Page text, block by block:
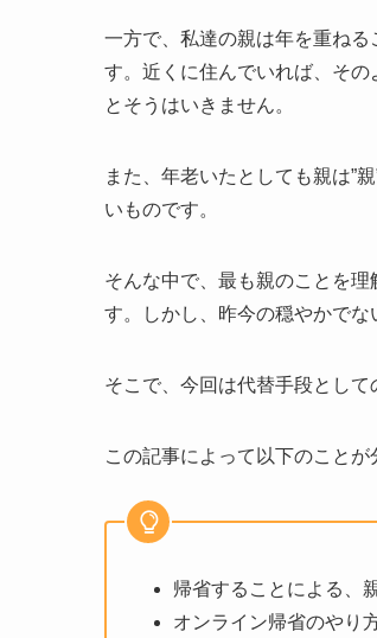
一方で、私達の親は年を重ね
す。近くに住んでいれば、そ
とそうはいきません。
また、年老いたとしても親は”
いものです。
そんな中で、最も親のことを
す。しかし、昨今の穏やかでな
そこで、今回は代替手段として
この記事によって以下のことが
帰省することによる、
オンライン帰省のやり